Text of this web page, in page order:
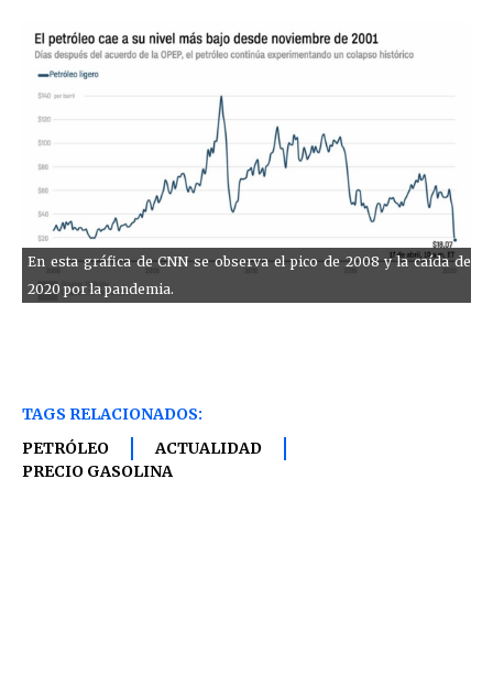
En esta gráfica de CNN se observa el pico de 2008 y la caída de
2020 por la pandemia.
TAGS RELACIONADOS:
PETRÓLEO
ACTUALIDAD
PRECIO GASOLINA